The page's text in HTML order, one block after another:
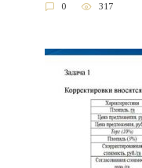
0 317